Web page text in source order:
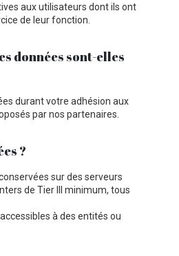
aux utilisateurs dont ils ont
de leur fonction.
données sont-elles
durant votre adhésion aux
par nos partenaires.
?
sur des serveurs
de Tier III minimum, tous
à des entités ou